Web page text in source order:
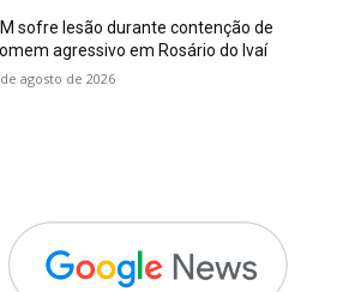
sofre lesão durante contenção de
agressivo em Rosário do Ivaí
agosto de 2026